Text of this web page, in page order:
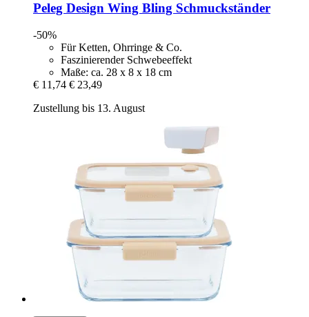
Peleg Design Wing Bling Schmuckständer
-50%
Für Ketten, Ohrringe & Co.
Faszinierender Schwebeeffekt
Maße: ca. 28 x 8 x 18 cm
€ 11,74 € 23,49
Zustellung bis 13. August